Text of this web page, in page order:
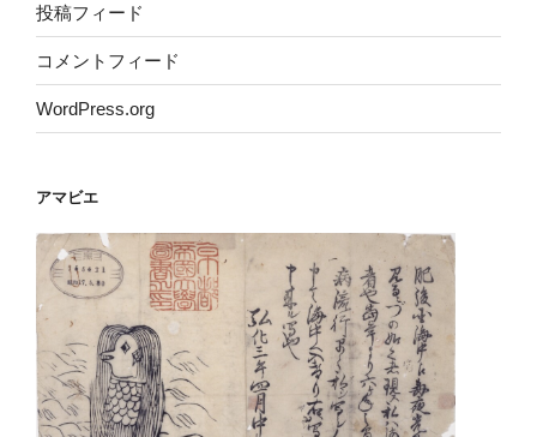
投稿フィード
コメントフィード
WordPress.org
アマビエ